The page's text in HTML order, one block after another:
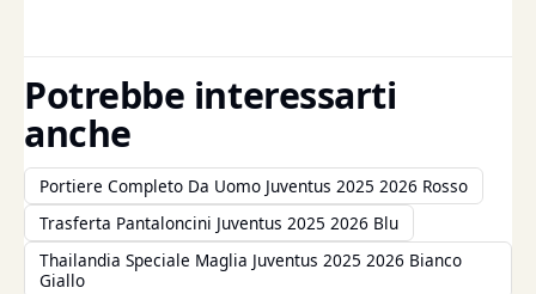
Potrebbe interessarti
anche
Portiere Completo Da Uomo Juventus 2025 2026 Rosso
Trasferta Pantaloncini Juventus 2025 2026 Blu
Thailandia Speciale Maglia Juventus 2025 2026 Bianco
Giallo